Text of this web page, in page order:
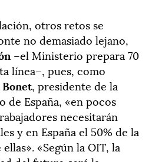
otros retos se
no demasiado lejano,
–el Ministerio prepara 70
línea–, pues, como
, presidente de la
de España, «en pocos
necesitarán
y en España el 50% de la
«Según la OIT, la